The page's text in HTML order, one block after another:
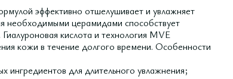
эффективно отшелушивает и увлажняет
необходимыми церамидами способствует
кислота и технология MVE
кожи в течение долгого времени. Особенности
для длительного увлажнения;